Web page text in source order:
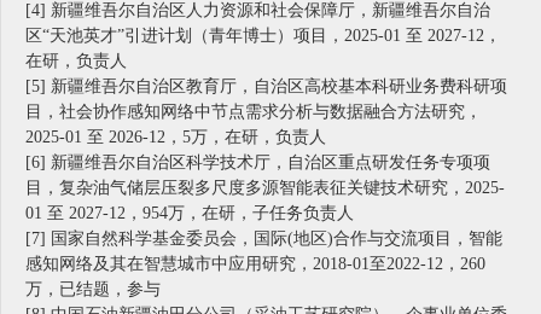
[4] 新疆维吾尔自治区人力资源和社会保障厅，新疆维吾尔自治
区“天池英才”引进计划（青年博士）项目，2025-01 至 2027-12，
在研，负责人
[5] 新疆维吾尔自治区教育厅，自治区高校基本科研业务费科研项
目，社会协作感知网络中节点需求分析与数据融合方法研究，
2025-01 至 2026-12，5万，在研，负责人
[6] 新疆维吾尔自治区科学技术厅，自治区重点研发任务专项项
目，复杂油气储层压裂多尺度多源智能表征关键技术研究，2025-
01 至 2027-12，954万，在研，子任务负责人
[7] 国家自然科学基金委员会，国际(地区)合作与交流项目，智能
感知网络及其在智慧城市中应用研究，2018-01至2022-12，260
万，已结题，参与